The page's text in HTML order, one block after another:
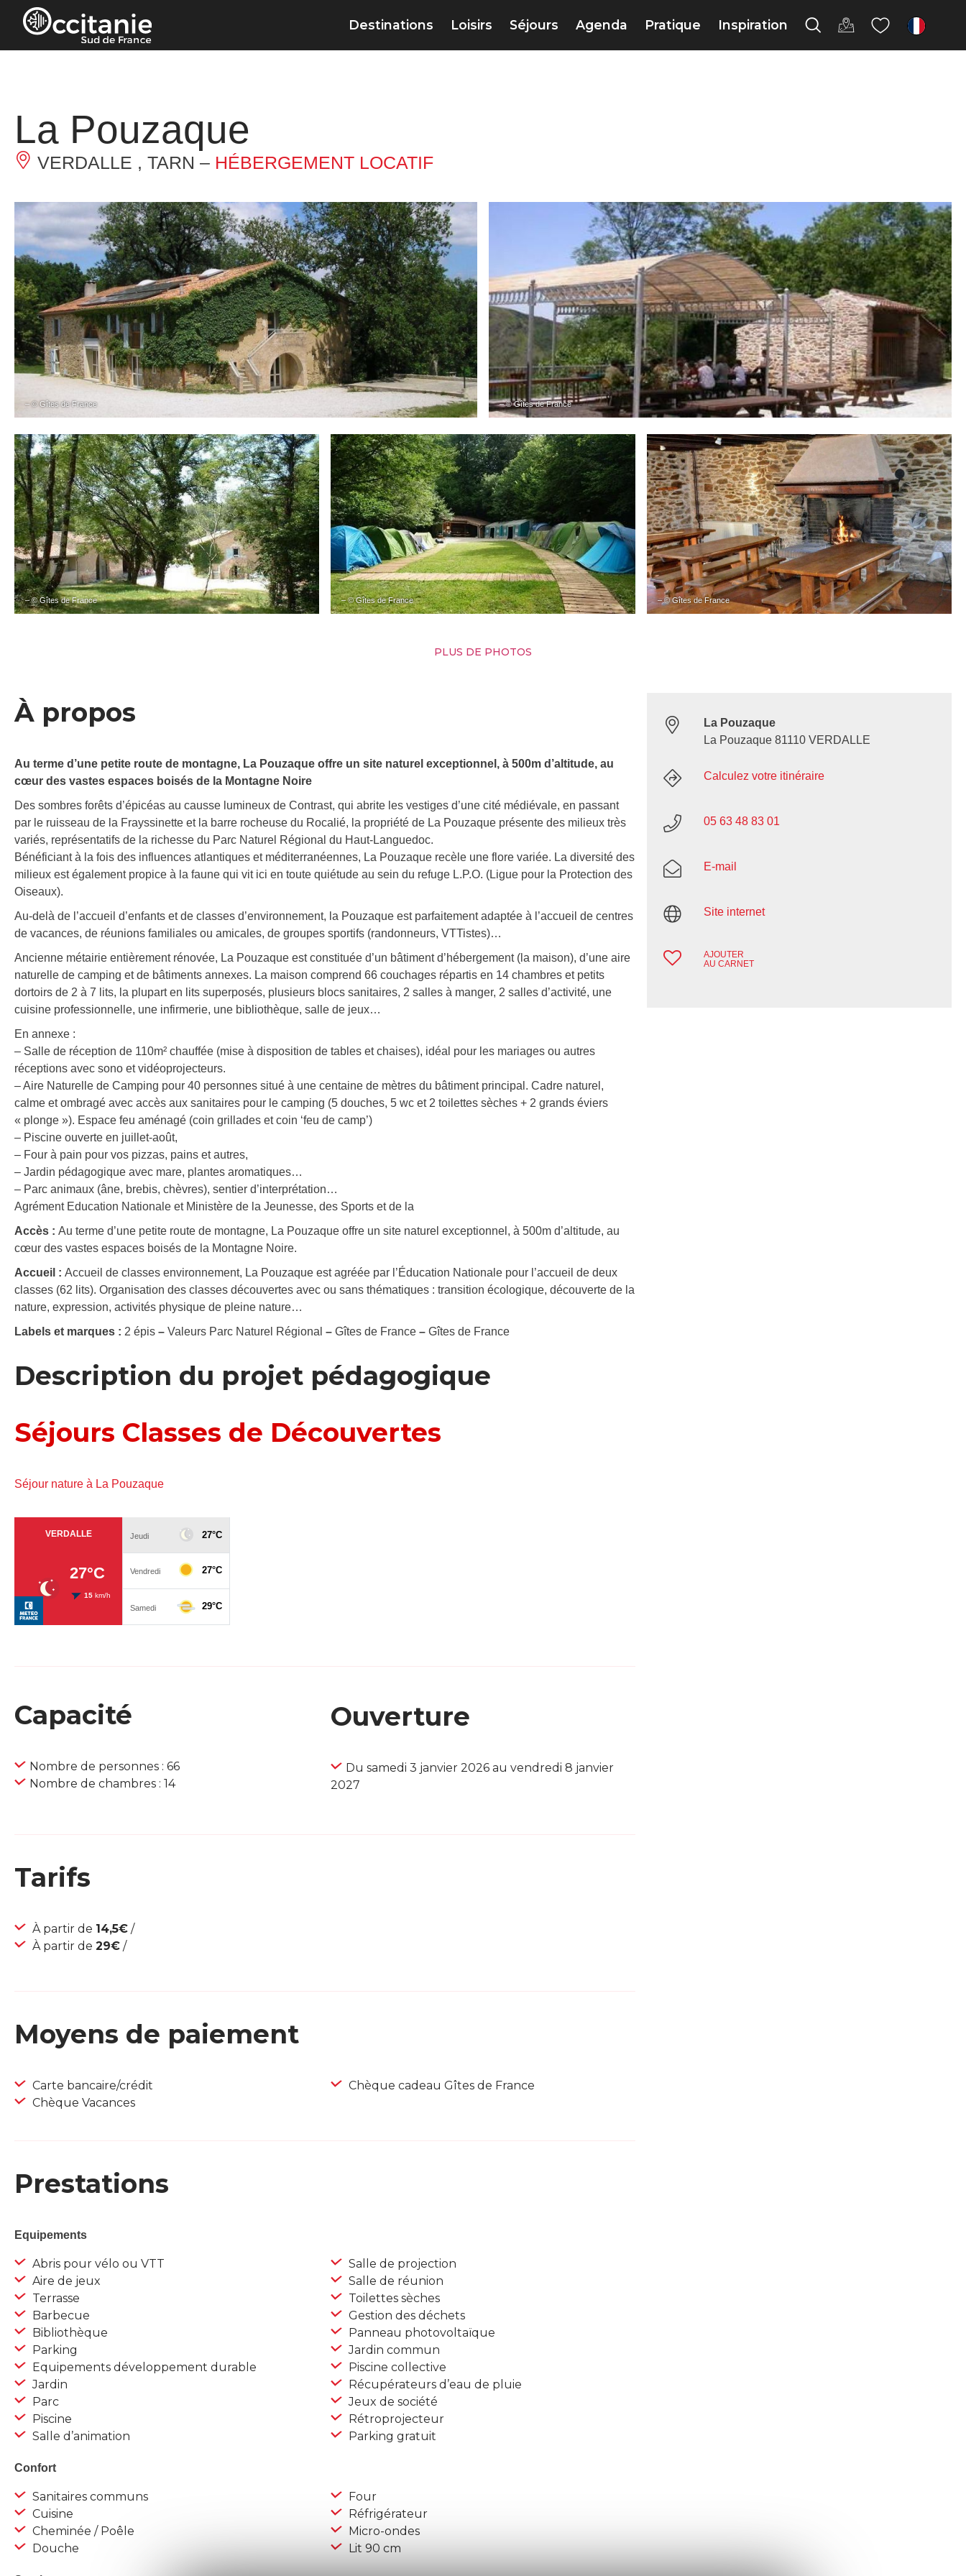
Panneau de gestion des cookies
Destinations Loisirs Séjours Agenda Pratique Inspiration fr
La Pouzaque
VERDALLE , TARN – HÉBERGEMENT LOCATIF
– © Gîtes de France – © Gîtes de France
– © Gîtes de France – © Gîtes de France – © Gîtes de France
PLUS DE PHOTOS
À propos
Au terme d’une petite route de montagne, La Pouzaque offre un site naturel exceptionnel, à 500m d’altitude, au
cœur des vastes espaces boisés de la Montagne Noire
Des sombres forêts d’épicéas au causse lumineux de Contrast, qui abrite les vestiges d’une cité médiévale, en passant
par le ruisseau de la Frayssinette et la barre rocheuse du Rocalié, la propriété de La Pouzaque présente des milieux très
variés, représentatifs de la richesse du Parc Naturel Régional du Haut-Languedoc.
Bénéficiant à la fois des influences atlantiques et méditerranéennes, La Pouzaque recèle une flore variée. La diversité des
milieux est également propice à la faune qui vit ici en toute quiétude au sein du refuge L.P.O. (Ligue pour la Protection des
Oiseaux).
Au-delà de l’accueil d’enfants et de classes d’environnement, la Pouzaque est parfaitement adaptée à l’accueil de centres
de vacances, de réunions familiales ou amicales, de groupes sportifs (randonneurs, VTTistes)…
Ancienne métairie entièrement rénovée, La Pouzaque est constituée d’un bâtiment d’hébergement (la maison), d’une aire
naturelle de camping et de bâtiments annexes. La maison comprend 66 couchages répartis en 14 chambres et petits
dortoirs de 2 à 7 lits, la plupart en lits superposés, plusieurs blocs sanitaires, 2 salles à manger, 2 salles d’activité, une
cuisine professionnelle, une infirmerie, une bibliothèque, salle de jeux…
En annexe :
– Salle de réception de 110m² chauffée (mise à disposition de tables et chaises), idéal pour les mariages ou autres
réceptions avec sono et vidéoprojecteurs.
– Aire Naturelle de Camping pour 40 personnes situé à une centaine de mètres du bâtiment principal. Cadre naturel,
calme et ombragé avec accès aux sanitaires pour le camping (5 douches, 5 wc et 2 toilettes sèches + 2 grands éviers
« plonge »). Espace feu aménagé (coin grillades et coin ‘feu de camp’)
– Piscine ouverte en juillet-août,
– Four à pain pour vos pizzas, pains et autres,
– Jardin pédagogique avec mare, plantes aromatiques…
– Parc animaux (âne, brebis, chèvres), sentier d’interprétation…
Agrément Education Nationale et Ministère de la Jeunesse, des Sports et de la
Accès : Au terme d’une petite route de montagne, La Pouzaque offre un site naturel exceptionnel, à 500m d’altitude, au
cœur des vastes espaces boisés de la Montagne Noire.
Accueil : Accueil de classes environnement, La Pouzaque est agréée par l’Éducation Nationale pour l’accueil de deux
classes (62 lits). Organisation des classes découvertes avec ou sans thématiques : transition écologique, découverte de la
nature, expression, activités physique de pleine nature…
Labels et marques : 2 épis – Valeurs Parc Naturel Régional – Gîtes de France – Gîtes de France
Description du projet pédagogique
Séjours Classes de Découvertes
Séjour nature à La Pouzaque
Capacité
Nombre de personnes : 66
Nombre de chambres : 14
Ouverture
Du samedi 3 janvier 2026 au vendredi 8 janvier
2027
Tarifs
À partir de 14,5€ /
À partir de 29€ /
Moyens de paiement
Carte bancaire/crédit
Chèque Vacances
Chèque cadeau Gîtes de France
Prestations
Equipements
Abris pour vélo ou VTT
Aire de jeux
Terrasse
Barbecue
Bibliothèque
Parking
Equipements développement durable
Jardin
Parc
Piscine
Salle d’animation
Salle de projection
Salle de réunion
Toilettes sèches
Gestion des déchets
Panneau photovoltaïque
Jardin commun
Piscine collective
Récupérateurs d’eau de pluie
Jeux de société
Rétroprojecteur
Parking gratuit
Confort
Sanitaires communs
Cuisine
Cheminée / Poêle
Douche
Four
Réfrigérateur
Micro-ondes
Lit 90 cm
La Pouzaque
La Pouzaque 81110 VERDALLE
Calculez votre itinéraire
05 63 48 83 01
E-mail
Site internet
AJOUTER
AU CARNET